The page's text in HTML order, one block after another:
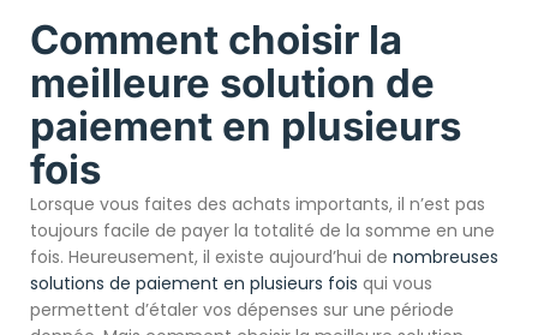
Comment choisir la
meilleure solution de
paiement en plusieurs
fois
Lorsque vous faites des achats importants, il n’est pas
toujours facile de payer la totalité de la somme en une
fois. Heureusement, il existe aujourd’hui de nombreuses
solutions de paiement en plusieurs fois qui vous
permettent d’étaler vos dépenses sur une période